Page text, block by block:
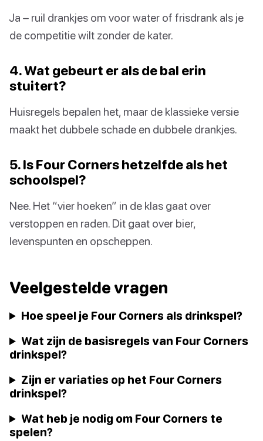
Ja – ruil drankjes om voor water of frisdrank als je
de competitie wilt zonder de kater.
4. Wat gebeurt er als de bal erin
stuitert?
Huisregels bepalen het, maar de klassieke versie
maakt het dubbele schade en dubbele drankjes.
5. Is Four Corners hetzelfde als het
schoolspel?
Nee. Het “vier hoeken” in de klas gaat over
verstoppen en raden. Dit gaat over bier,
levenspunten en opscheppen.
Veelgestelde vragen
Hoe speel je Four Corners als drinkspel?
Wat zijn de basisregels van Four Corners
drinkspel?
Zijn er variaties op het Four Corners
drinkspel?
Wat heb je nodig om Four Corners te
spelen?